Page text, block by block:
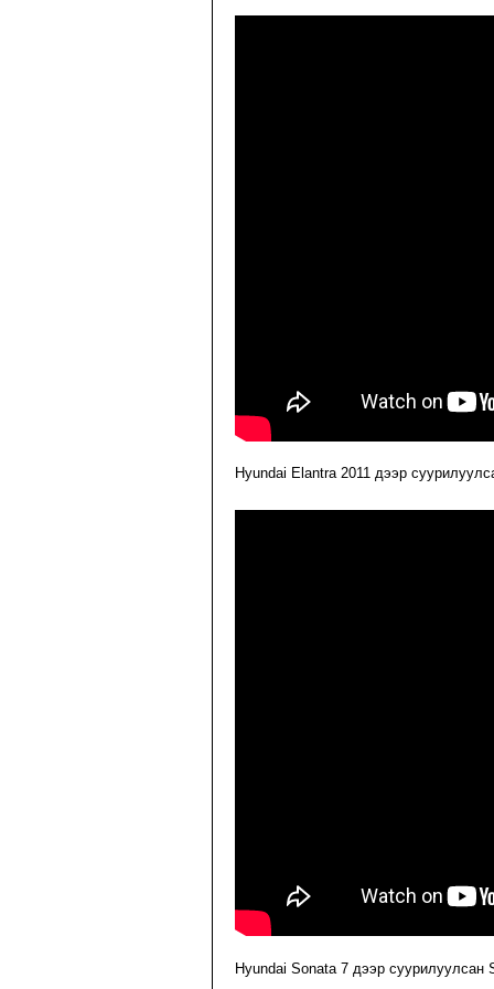
Hyundai Elantra 2011 дээр
Hyundai Sonata 7 дээр суурилуулсан